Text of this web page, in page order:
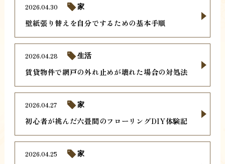
壁紙張り替えを自分でするための基本手順
2026.04.30 家
賃貸物件で網戸の外れ止めが壊れた場合の対処法
2026.04.28 生活
初心者が挑んだ六畳間のフローリングDIY体験記
2026.04.27 家
2026.04.25 家